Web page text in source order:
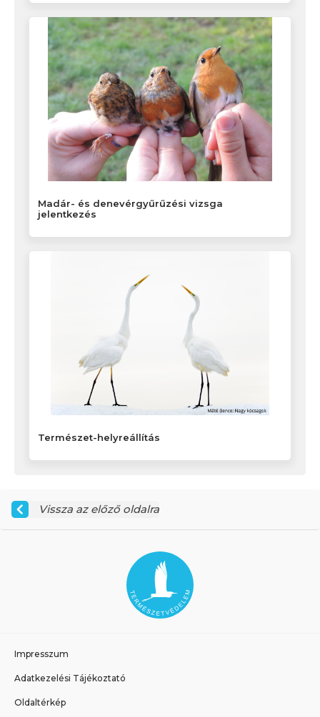
Madár- és denevérgyűrűzési vizsga
jelentkezés
Természet-helyreállítás
Vissza az előző oldalra
Impresszum
Adatkezelési Tájékoztató
Oldaltérkép